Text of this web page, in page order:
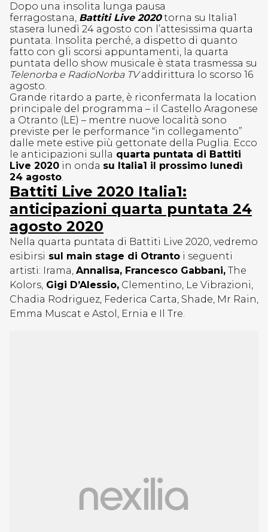
Dopo una insolita lunga pausa
ferragostana, Battiti Live 2020torna su Italia1
stasera lunedì 24 agosto con l’attesissima quarta
puntata. Insolita perché, a dispetto di quanto
fatto con gli scorsi appuntamenti, la quarta
puntata dello show musicale è stata trasmessa su
Telenorba e RadioNorba TVaddirittura lo scorso 16
agosto.
Grande ritardo a parte, è riconfermata la location
principale del programma – il Castello Aragonese
a Otranto (LE) – mentre nuove località sono
previste per le performance “in collegamento”
dalle mete estive più gettonate della Puglia. Ecco
le anticipazioni sulla quarta puntata di Battiti
Live 2020 in onda su Italia1 il prossimo lunedì
24 agosto.
Battiti Live 2020 Italia1:
anticipazioni quarta puntata 24
agosto 2020
Nella quarta puntata di Battiti Live 2020, vedremo
esibirsi sul main stage di Otranto i seguenti
artisti: Irama, Annalisa, Francesco Gabbani, The
Kolors, Gigi D’Alessio, Clementino, Le Vibrazioni,
Chadia Rodriguez, Federica Carta, Shade, Mr Rain,
Emma Muscat e Astol, Ernia e Il Tre.